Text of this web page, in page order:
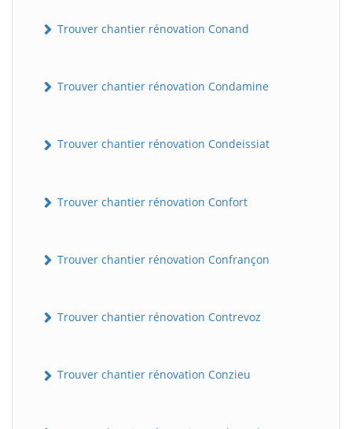
Trouver chantier rénovation Conand
Trouver chantier rénovation Condamine
Trouver chantier rénovation Condeissiat
Trouver chantier rénovation Confort
Trouver chantier rénovation Confrançon
Trouver chantier rénovation Contrevoz
Trouver chantier rénovation Conzieu
BatiWebPro